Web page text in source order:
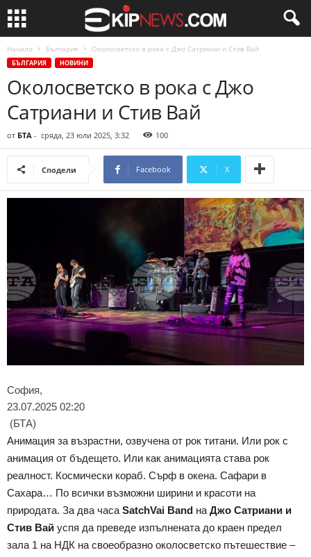
Начало България Околосветско в рока с Джо Сатриани и Стив Вай
БЪЛГАРИЯ НОВИНИ
Околосветско в рока с Джо
Сатриани и Стив Вай
от БТА - сряда, 23 юли 2025, 3:32 100
Сподели Facebook X
София,
23.07.2025 02:20
(БТА)
Анимация за възрастни, озвучена от рок титани. Или рок с
анимация от бъдещето. Или как анимацията става рок
реалност. Космически кораб. Сърф в окена. Сафари в
Сахара… По всички възможни ширини и красоти на
природата. За два часа SatchVai Band на Джо Сатриани и
Стив Вай успя да преведе изпълнената до краен предел
зала 1 на НДК на своеобразно околосветско пътешествие –